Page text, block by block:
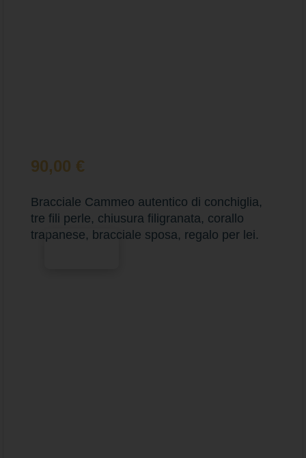
90,00 €
Bracciale Cammeo autentico di conchiglia,
tre fili perle, chiusura filigranata, corallo
trapanese, bracciale sposa, regalo per lei.